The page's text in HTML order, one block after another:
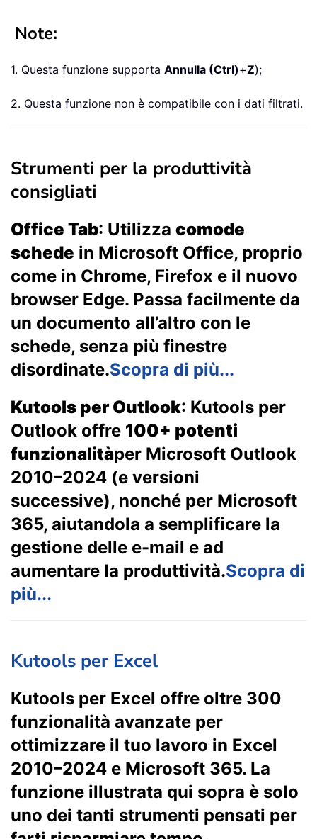
Note:
1. Questa funzione supporta Annulla (Ctrl)+Z);
2. Questa funzione non è compatibile con i dati filtrati.
Strumenti per la produttività
consigliati
Office Tab: Utilizza comode
schede in Microsoft Office, proprio
come in Chrome, Firefox e il nuovo
browser Edge. Passa facilmente da
un documento all’altro con le
schede, senza più finestre
disordinate.Scopra di più...
Kutools per Outlook: Kutools per
Outlook offre 100+ potenti
funzionalitàper Microsoft Outlook
2010–2024 (e versioni
successive), nonché per Microsoft
365, aiutandola a semplificare la
gestione delle e-mail e ad
aumentare la produttività.Scopra di
più...
Kutools per Excel
Kutools per Excel offre oltre 300
funzionalità avanzate per
ottimizzare il tuo lavoro in Excel
2010–2024 e Microsoft 365. La
funzione illustrata qui sopra è solo
uno dei tanti strumenti pensati per